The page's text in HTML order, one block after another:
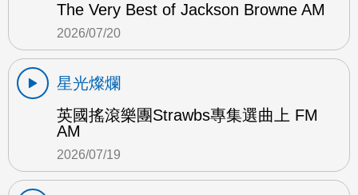
The Very Best of Jackson Browne AM
2026/07/20
星光燦爛
英國搖滾樂團Strawbs專集選曲上 FM
AM
2026/07/19